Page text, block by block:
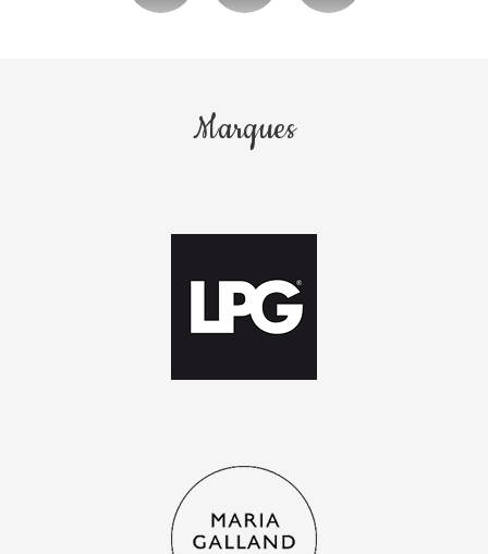
Marques